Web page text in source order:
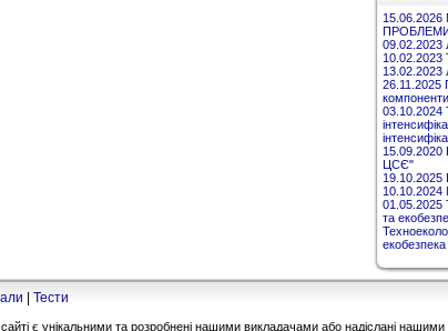
09.02.2023
10.02.2023
13.02.2023
26.11.2025
03.10.2024
15.09.2020
ЦСЄ"
19.10.2025
10.10.2024
01.05.2025
та
екобезпека
Тести
є унікальними та розробнені нашими викладачами або надіслані